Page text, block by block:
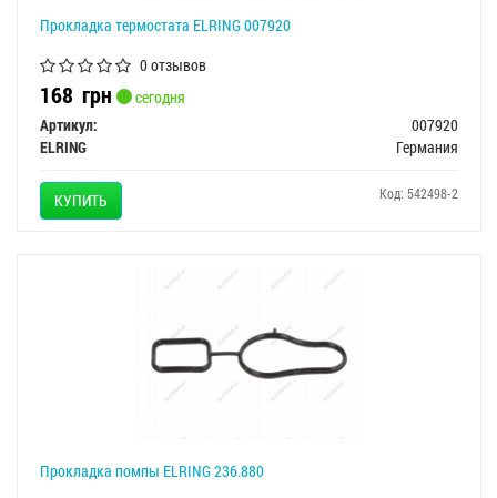
Прокладка термостата ELRING 007920
0 отзывов
168 грн
сегодня
Артикул:
007920
ELRING
Германия
КУПИТЬ Код: 542498-2
Прокладка помпы ELRING 236.880